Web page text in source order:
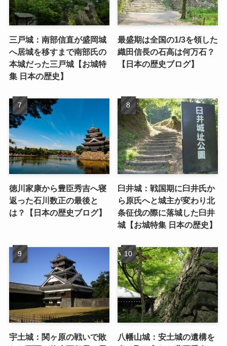
三戸城：南部信直が盛岡城
へ居城を移すまで南部氏の
本城だった三戸城【お城特
集 日本の歴史】
最盛期は全国の1/3を領した
織田信長の石高は何万石？
【日本の歴史ブログ】
徳川家康から豊臣秀吉へ寝
返った石川数正の最後と
は？【日本の歴史ブログ】
臼井城：戦国期に臼井氏か
ら原氏へと城主が変わり北
条征伐の際に落城した臼井
城【お城特集 日本の歴史】
宇土城：関ヶ原の戦いで敗
八幡山城：安土城の遺構を